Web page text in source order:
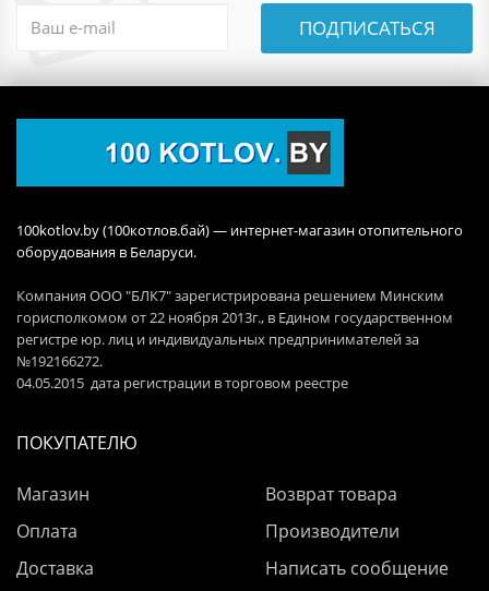
ПОДПИСАТЬСЯ
100kotlov.by (100котлов.бай) — интернет-магазин отопительного
оборудования в Беларуси.
Компания ООО "БЛК7" зарегистрирована решением Минским
горисполкомом от 22 ноября 2013г., в Едином государственном
регистре юр. лиц и индивидуальных предпринимателей за
№192166272.
04.05.2015 дата регистрации в торговом реестре
ПОКУПАТЕЛЮ
Магазин
Оплата
Доставка
Возврат товара
Производители
Написать сообщение